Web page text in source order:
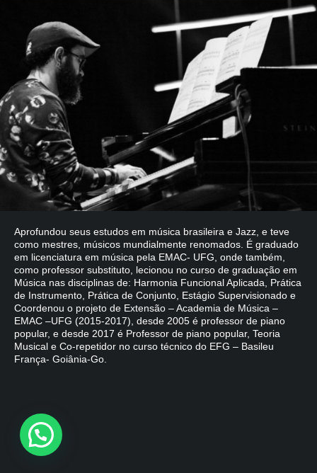
Aprofundou seus estudos em música brasileira e Jazz, e teve
como mestres, músicos mundialmente renomados. É graduado
em licenciatura em música pela EMAC- UFG, onde também,
como professor substituto, lecionou no curso de graduação em
Música nas disciplinas de: Harmonia Funcional Aplicada, Prática
de Instrumento, Prática de Conjunto, Estágio Supervisionado e
Coordenou o projeto de Extensão – Academia de Música –
EMAC –UFG (2015-2017), desde 2005 é professor de piano
popular, e desde 2017 é Professor de piano popular, Teoria
Musical e Co-repetidor no curso técnico do EFG – Basileu
França- Goiânia-Go.